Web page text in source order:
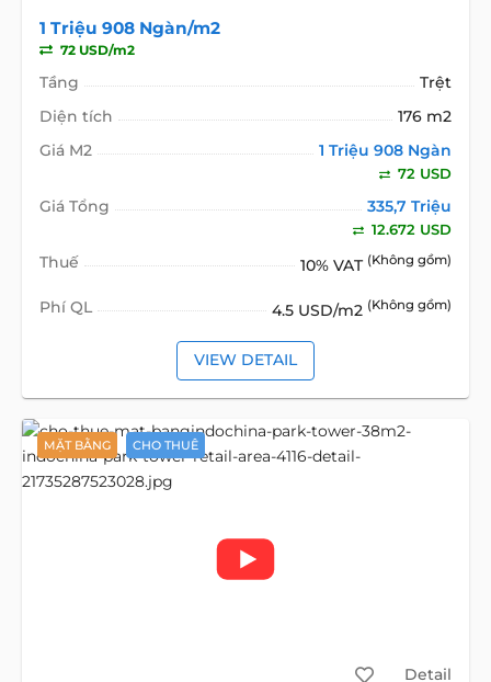
1 Triệu 908 Ngàn/m2
72 USD/m2
Tầng
Trệt
Diện tích
176 m2
Giá M2
1 Triệu 908 Ngàn
72 USD
Giá Tổng 335,7 Triệu
12.672 USD
Thuế 10% VAT (Không gồm)
Phí QL 4.5 USD/m2 (Không gồm)
VIEW DETAIL
MẶT BẰNG CHO THUÊ
Detail